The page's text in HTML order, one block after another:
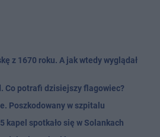
z 1670 roku. A jak wtedy wyglądał
Co potrafi dzisiejszy flagowiec?
Poszkodowany w szpitalu
kapel spotkało się w Solankach